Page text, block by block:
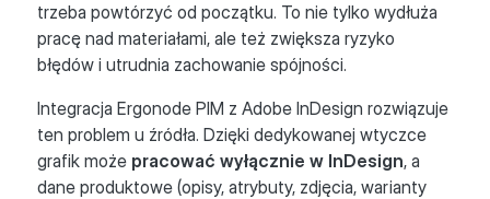
trzeba powtórzyć od początku. To nie tylko wydłuża
pracę nad materiałami, ale też zwiększa ryzyko
błędów i utrudnia zachowanie spójności.
Integracja Ergonode PIM z Adobe InDesign rozwiązuje
ten problem u źródła. Dzięki dedykowanej wtyczce
grafik może pracować wyłącznie w InDesign, a
dane produktowe (opisy, atrybuty, zdjęcia, warianty